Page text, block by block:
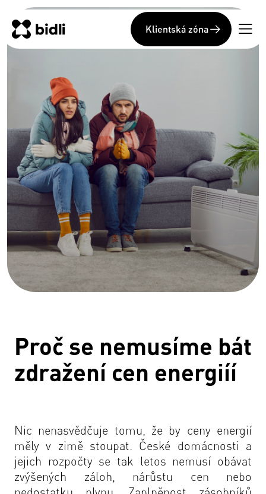
Klientská zóna
Proč se nemusíme bát
zdražení cen energiíí
Nic nenasvědčuje tomu, že by ceny energií
měly v zimě stoupat. České domácnosti a
jejich rozpočty se tak letos nemusí obávat
zvýšených záloh, nárůstu cen nebo